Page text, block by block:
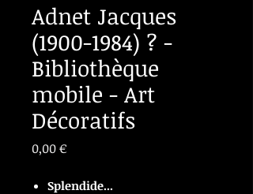
Adnet Jacques
(1900-1984) ? -
Bibliothèque
mobile - Art
Décoratifs
0,00 €Prix
Splendide...